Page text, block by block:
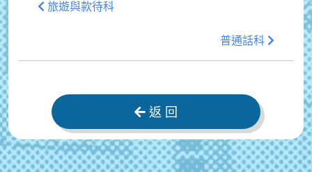
旅遊與款待科
普通話科
返 回